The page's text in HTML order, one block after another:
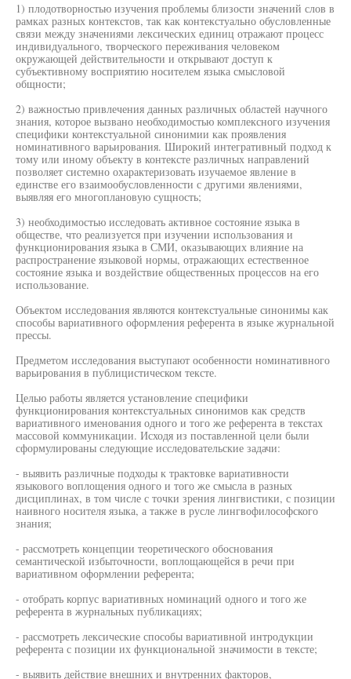
1) плодотворностью изучения проблемы близости значений слов в
рамках разных контекстов, так как контекстуально обусловленные
связи между значениями лексических единиц отражают процесс
индивидуального, творческого переживания человеком
окружающей действительности и открывают доступ к
субъективному восприятию носителем языка смысловой
общности;
2) важностью привлечения данных различных областей научного
знания, которое вызвано необходимостью комплексного изучения
специфики контекстуальной синонимии как проявления
номинативного варьирования. Широкий интегративный подход к
тому или иному объекту в контексте различных направлений
позволяет системно охарактеризовать изучаемое явление в
единстве его взаимообусловленности с другими явлениями,
выявляя его многоплановую сущность;
3) необходимостью исследовать активное состояние языка в
обществе, что реализуется при изучении использования и
функционирования языка в СМИ, оказывающих влияние на
распространение языковой нормы, отражающих естественное
состояние языка и воздействие общественных процессов на его
использование.
Объектом исследования являются контекстуальные синонимы как
способы вариативного оформления референта в языке журнальной
прессы.
Предметом исследования выступают особенности номинативного
варьирования в публицистическом тексте.
Целью работы является установление специфики
функционирования контекстуальных синонимов как средств
вариативного именования одного и того же референта в текстах
массовой коммуникации. Исходя из поставленной цели были
сформулированы следующие исследовательские задачи:
- выявить различные подходы к трактовке вариативности
языкового воплощения одного и того же смысла в разных
дисциплинах, в том числе с точки зрения лингвистики, с позиции
наивного носителя языка, а также в русле лингвофилософского
знания;
- рассмотреть концепции теоретического обоснования
семантической избыточности, воплощающейся в речи при
вариативном оформлении референта;
- отобрать корпус вариативных номинаций одного и того же
референта в журнальных публикациях;
- рассмотреть лексические способы вариативной интродукции
референта с позиции их функциональной значимости в тексте;
- выявить действие внешних и внутренних факторов,